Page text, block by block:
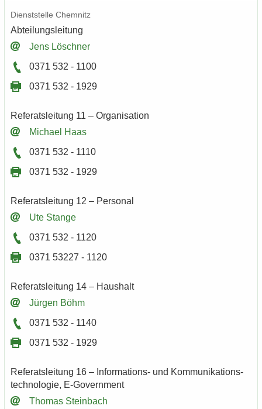
Dienst­stel­le Chem­nitz
Ab­tei­lungs­lei­tung
Jens Lösch­ner
0371 532 - 1100
0371 532 - 1929
Re­fe­rats­lei­tung 11 – Or­ga­ni­sa­ti­on
Mi­cha­el Haas
0371 532 - 1110
0371 532 - 1929
Re­fe­rats­lei­tung 12 – Per­so­nal
Ute Stan­ge
0371 532 - 1120
0371 53227 - 1120
Re­fe­rats­lei­tung 14 – Haus­halt
Jür­gen Böhm
0371 532 - 1140
0371 532 - 1929
Re­fe­rats­lei­tung 16 – Informations-​ und Kom­mu­ni­ka­ti­ons­
tech­no­lo­gie, E-​Government
Tho­mas Stein­bach